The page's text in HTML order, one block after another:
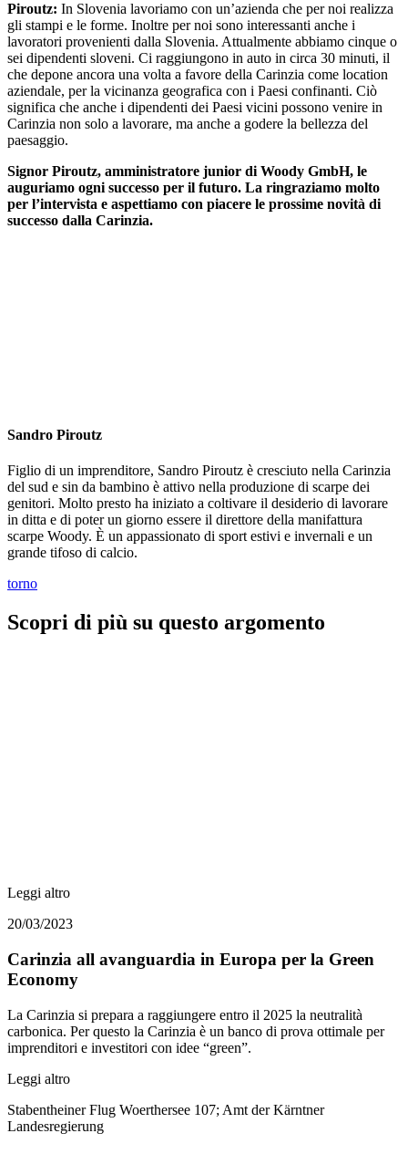
Piroutz: In Slovenia lavoriamo con un’azienda che per noi realizza
gli stampi e le forme. Inoltre per noi sono interessanti anche i
lavoratori provenienti dalla Slovenia. Attualmente abbiamo cinque o
sei dipendenti sloveni. Ci raggiungono in auto in circa 30 minuti, il
che depone ancora una volta a favore della Carinzia come location
aziendale, per la vicinanza geografica con i Paesi confinanti. Ciò
significa che anche i dipendenti dei Paesi vicini possono venire in
Carinzia non solo a lavorare, ma anche a godere la bellezza del
paesaggio.
Signor Piroutz, amministratore junior di Woody GmbH, le
auguriamo ogni successo per il futuro. La ringraziamo molto
per l’intervista e aspettiamo con piacere le prossime novità di
successo dalla Carinzia.
Sandro Piroutz
Figlio di un imprenditore, Sandro Piroutz è cresciuto nella Carinzia
del sud e sin da bambino è attivo nella produzione di scarpe dei
genitori. Molto presto ha iniziato a coltivare il desiderio di lavorare
in ditta e di poter un giorno essere il direttore della manifattura
scarpe Woody. È un appassionato di sport estivi e invernali e un
grande tifoso di calcio.
torno
Scopri di più su questo argomento
Leggi altro
20/03/2023
Carinzia all avanguardia in Europa per la Green
Economy
La Carinzia si prepara a raggiungere entro il 2025 la neutralità
carbonica. Per questo la Carinzia è un banco di prova ottimale per
imprenditori e investitori con idee “green”.
Leggi altro
Stabentheiner Flug Woerthersee 107; Amt der Kärntner
Landesregierung